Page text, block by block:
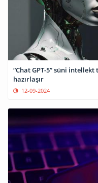
“Chat GPT-5” süni
hazırlaşır
12-09-2024